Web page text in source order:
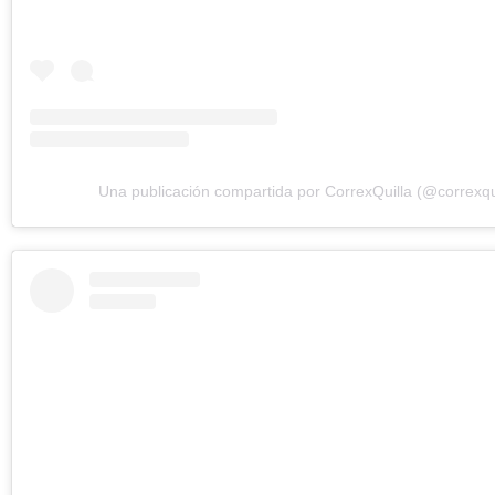
Una publicación compartida por CorrexQuilla